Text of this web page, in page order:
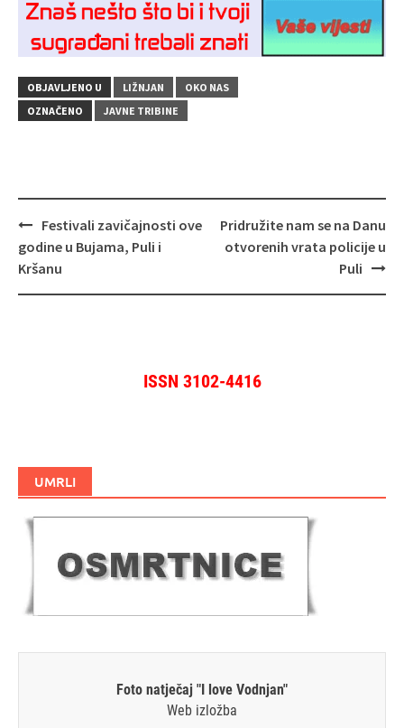
OBJAVLJENO U LIŽNJAN
OKO NAS
OZNAČENO
JAVNE TRIBINE
Navigacija
objava
Festivali zavičajnosti ove
godine u Bujama, Puli i
Kršanu
Pridružite nam se na Danu
otvorenih vrata policije u
Puli
ISSN 3102-4416
UMRLI
Foto natječaj "I love Vodnjan"
Web izložba